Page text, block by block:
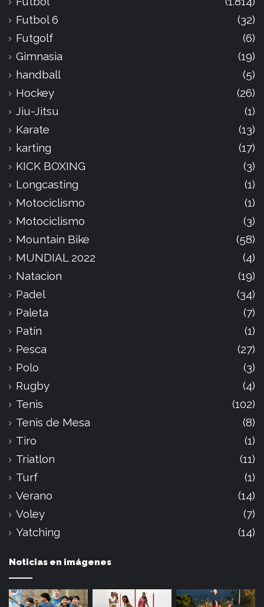
Futbol 6
(32)
Futgolf
(6)
Gimnasia
(19)
handball
(5)
Hockey
(26)
Jiu-Jitsu
(1)
Karate
(13)
karting
(17)
KICK BOXING
(3)
Longcasting
(1)
Motociclismo
(1)
Motociclismo
(3)
Mountain Bike
(58)
MUNDIAL 2022
(4)
Natacion
(19)
Padel
(34)
Paleta
(7)
Patín
(1)
Pesca
(27)
Polo
(3)
Rugby
(4)
Tenis
(102)
Tenis de Mesa
(8)
Tiro
(1)
Triatlon
(11)
Turf
(1)
Verano
(14)
Voley
(7)
Yatching
(14)
Noticias en imágenes